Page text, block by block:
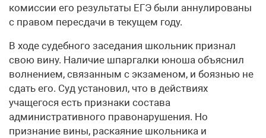
комиссии его результаты ЕГЭ были аннулированы
с правом пересдачи в текущем году.
В ходе судебного заседания школьник признал
свою вину. Наличие шпаргалки юноша объяснил
волнением, связанным с экзаменом, и боязнью не
сдать его. Суд установил, что в действиях
учащегося есть признаки состава
административного правонарушения. Но
признание вины, раскаяние школьника и